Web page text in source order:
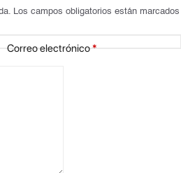
Los campos obligatorios están
Correo electrónico*